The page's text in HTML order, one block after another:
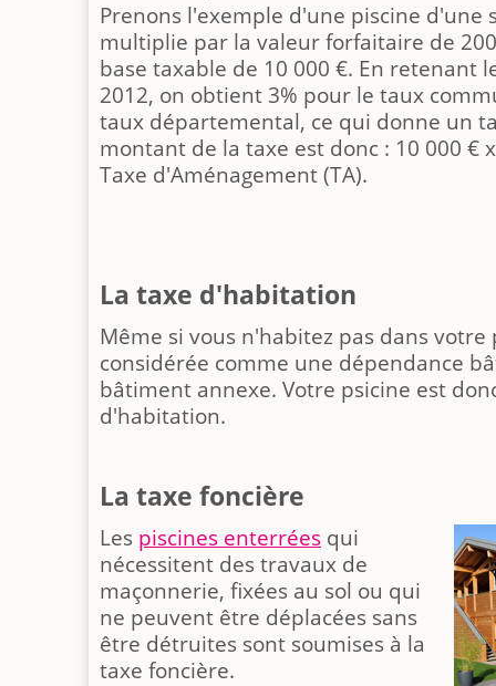
Prenons l'exemple d'une piscine d'une
multiplie par la valeur forfaitaire de
base taxable de 10 000 €. En retenant
2012, on obtient 3% pour le taux
taux départemental, ce qui donne un
montant de la taxe est donc : 10 000 €
Taxe d'Aménagement (TA).
La taxe d'habitation
Même si vous n'habitez pas dans votre
considérée comme une dépendance
bâtiment annexe. Votre psicine est
d'habitation.
La taxe foncière
Les piscines enterrées qui
nécessitent des travaux de
maçonnerie, fixées au sol ou qui
ne peuvent être déplacées sans
être détruites sont soumises à la
taxe foncière.